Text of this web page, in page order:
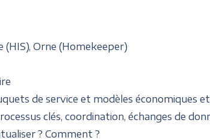
(HIS), Orne (Homekeeper)
de service et modèles économiques
clés, coordination, échanges de
? Comment ?